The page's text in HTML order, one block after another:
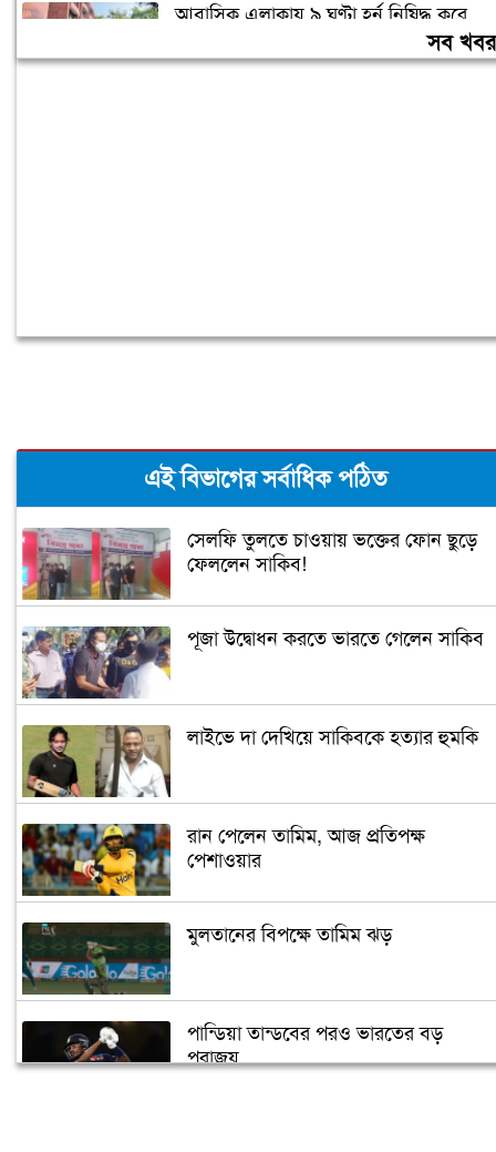
আবাসিক এলাকায় ৯ ঘণ্টা হর্ন নিষিদ্ধ করে
সব
এই বিভাগের সর্বাধিক পঠিত
সেলফি তুলতে চাওয়ায় ভক্তের ফোন ছুড়ে
ফেললেন সাকিব!
পূজা উদ্বোধন করতে ভারতে গেলেন সাকিব
লাইভে দা দেখিয়ে সাকিবকে হত্যার হুমকি
রান পেলেন তামিম, আজ প্রতিপক্ষ
পেশাওয়ার
মুলতানের বিপক্ষে তামিম ঝড়
পান্ডিয়া তান্ডবের পরও ভারতের বড়
পরাজয়